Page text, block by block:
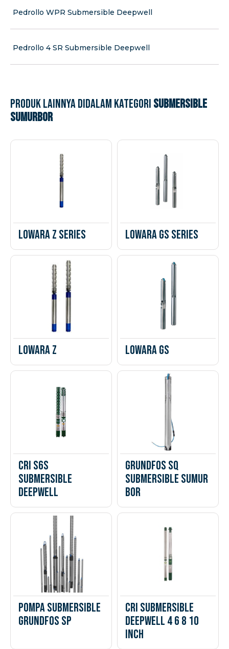
Pedrollo WPR Submersible Deepwell
Pedrollo 4 SR Submersible Deepwell
Produk lainnya didalam kategori Submersible
Sumurbor
Lowara Z Series Lowara GS Series
Lowara Z LOWARA GS
CRI S6S
Submersible
Deepwell
Grundfos SQ
Submersible sumur
bor
Pompa Submersible
Grundfos SP
CRI Submersible
Deepwell 4 6 8 10
Inch